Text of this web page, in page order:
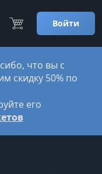
Войти
что вы с
скидку 50% по
его